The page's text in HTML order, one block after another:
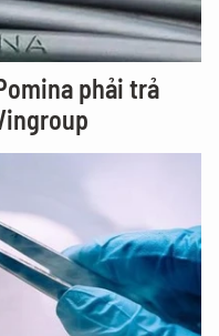
phải trả